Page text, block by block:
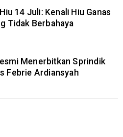
14 Juli: Kenali Hiu Ganas
Tidak Berbahaya
Menerbitkan Sprindik
Febrie Ardiansyah